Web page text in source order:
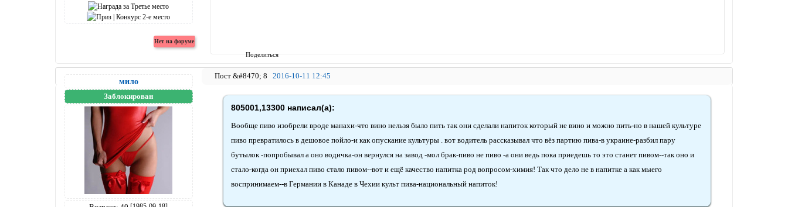
Поделиться
8 2016-10-11 12:45
мило
Заблокирован
805001,13300 написал(а):
Вообще пиво изобрели вроде манахи-что вино нельзя было пить так они сделали напиток который не вино и можно пить-но в нашей культуре
пиво превратилось в дешовое пойло-и как опускание культуры . вот водитель рассказывал что вёз партию пива-в украине-разбил пару
бутылок -попробывал а оно водичка-он вернулся на завод -мол брак-пиво не пиво -а они ведь пока приедешь то это станет пивом--так оно и
стало-когда он приехал пиво стало пивом--вот и ещё качество напитка род вопросом-химия! Так что дело не в напитке а как мыего
воспринимаем--в Германии в Канаде в Чехии культ пива-национальный напиток!